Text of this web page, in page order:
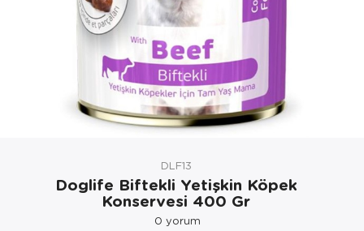
DLF13
Doglife Biftekli Yetişkin Köpek
Konservesi 400 Gr
0 yorum